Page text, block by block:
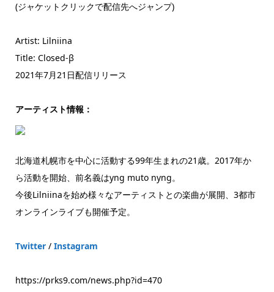
(ジャケットクリックで配信先へジャンプ)
Artist: Lilniina
Title: Closed-β
2021年7月21日配信リリース
アーティスト情報：
北海道札幌市を中心に活動する99年生まれの21歳。2017年か
ら活動を開始、前名義はyng muto nyng。
今後Lilniinaを始め様々なアーティストとの楽曲が展開、3都市
オンラインライブも開催予定。
Twitter/ Instagram
https://prks9.com/news.php?id=470